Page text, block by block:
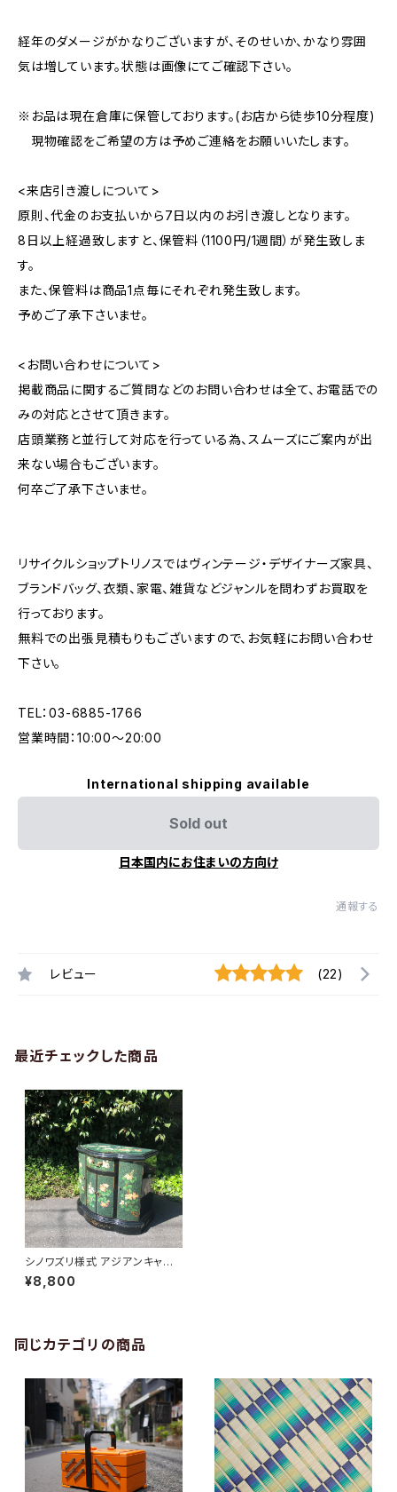
経年のダメージがかなりございますが、そのせいか、かなり雰囲
気は増しています。状態は画像にてご確認下さい。
※お品は現在倉庫に保管しております。(お店から徒歩10分程度)
現物確認をご希望の方は予めご連絡をお願いいたします。
<来店引き渡しについて>
原則、代金のお支払いから7日以内のお引き渡しとなります。
8日以上経過致しますと、保管料（1100円/1週間）が発生致しま
す。
また、保管料は商品1点毎にそれぞれ発生致します。
予めご了承下さいませ。
<お問い合わせについて>
掲載商品に関するご質問などのお問い合わせは全て、お電話での
みの対応とさせて頂きます。
店頭業務と並行して対応を行っている為、スムーズにご案内が出
来ない場合もございます。
何卒ご了承下さいませ。
リサイクルショップトリノスではヴィンテージ・デザイナーズ家具、
ブランドバッグ、衣類、家電、雑貨などジャンルを問わずお買取を
行っております。
無料での出張見積もりもございますので、お気軽にお問い合わせ
下さい。
TEL：03-6885-1766
営業時間：10:00〜20:00
International shipping available
Sold out
日本国内にお住まいの方向け
通報する
レビュー (22)
最近チェックした商品
シノワズリ様式 アジアンキャビ
ネット
¥8,800
同じカテゴリの商品